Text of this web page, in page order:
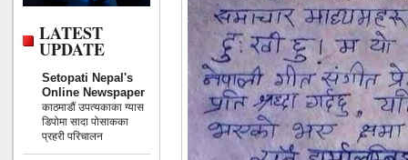
LATEST
UPDATE
Setopati Nepal's
Online Newspaper
काठमाडौं उपत्यकाका ग्यास
डिपोमा सादा पोसाकका
प्रहरी परिचालन